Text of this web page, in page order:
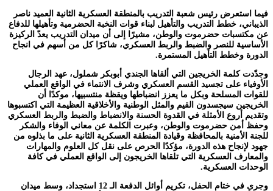
فيما استعرض رئيس شعبة التدريب بالمنطقة العسكرية الثانية العميد ناصر
الذيباني، خطط التدريب والتأهيل لبناء قوات النخبة الحضرمية وتأهيلها للدفاع
عن مكتسبات حضرموت والوطن، مشيرًا إلى أن ميدان التدريب يعدّ الركيزة
الأساسية للنصر والضبط والربط العسكري، شاكرًا كل من أسهم في انجاح
الدورة وخطط التأهيل المستمرة.
وجدّدت كلمة الخريجين التي ألقاها الجندي أبوبكر شملول، عهد الرجال
الأوفياء على تجسيد القسم العسكري وشرف الانتماء في الواقع العملي
للقوات المسلحة وبكل ما يعزز انضباطها ويقظة منتسبيها، موكدًا أن
الخريجين سيجسدون القيم والمثل الوطنية والأخلاقية العظيمة التي اكتسبوها
وتقديم أروع الأمثلة في القدوة الحسنة والانضباط والضبط والربط العسكري
وحفظ أمن حضرموت والوطن، وعبرت الكلمة عن معاني الوفاء والشكر
للجنة الأمنية بالمحافظة وقيادة المنطقة العسكرية الثانية على ما بذلوه من
جهود لإنجاح هذه الدورة، مؤكدًا الحرص على نقل كل العلوم والمهارات
والمعارف العسكرية التي تلقاها الخريجون إلى الواقع العملي في كافة
الوحدات العسكرية.
وجرى في ختام الحفل، تكريم أوائل الدفعة الـ 12 استجداد، وسط ميدان